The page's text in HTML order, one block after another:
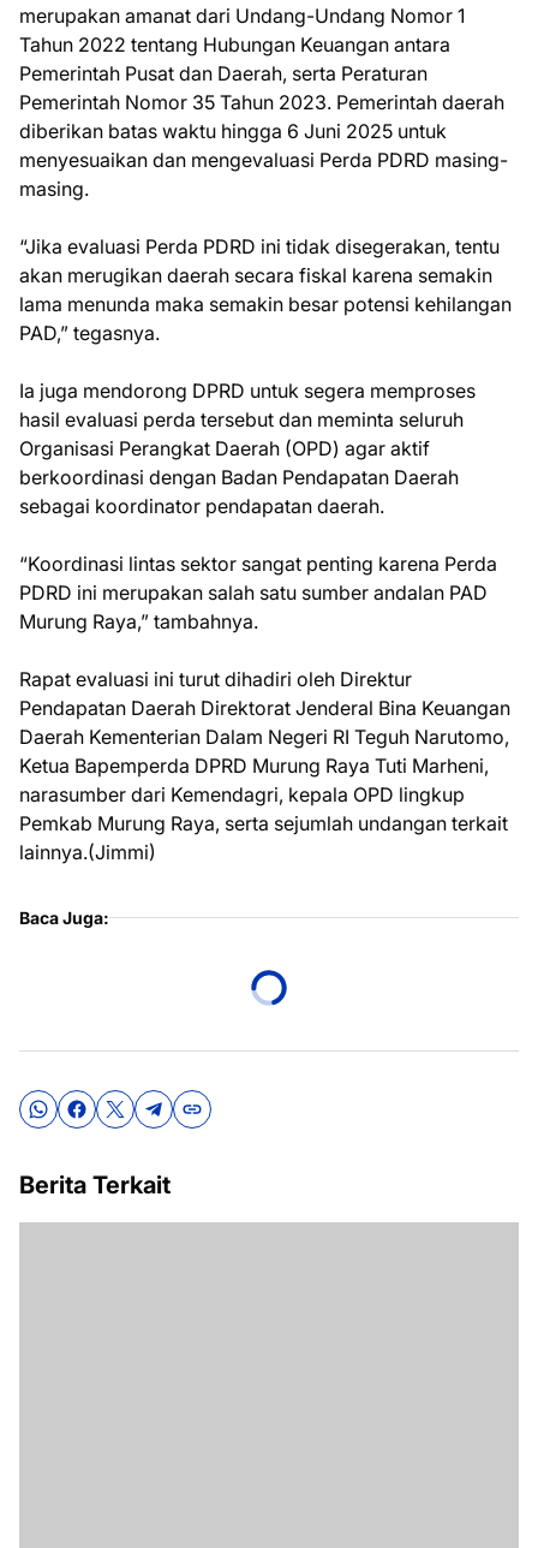
merupakan amanat dari Undang-Undang Nomor 1
Tahun 2022 tentang Hubungan Keuangan antara
Pemerintah Pusat dan Daerah, serta Peraturan
Pemerintah Nomor 35 Tahun 2023. Pemerintah daerah
diberikan batas waktu hingga 6 Juni 2025 untuk
menyesuaikan dan mengevaluasi Perda PDRD masing-
masing.
“Jika evaluasi Perda PDRD ini tidak disegerakan, tentu
akan merugikan daerah secara fiskal karena semakin
lama menunda maka semakin besar potensi kehilangan
PAD,” tegasnya.
Ia juga mendorong DPRD untuk segera memproses
hasil evaluasi perda tersebut dan meminta seluruh
Organisasi Perangkat Daerah (OPD) agar aktif
berkoordinasi dengan Badan Pendapatan Daerah
sebagai koordinator pendapatan daerah.
“Koordinasi lintas sektor sangat penting karena Perda
PDRD ini merupakan salah satu sumber andalan PAD
Murung Raya,” tambahnya.
Rapat evaluasi ini turut dihadiri oleh Direktur
Pendapatan Daerah Direktorat Jenderal Bina Keuangan
Daerah Kementerian Dalam Negeri RI Teguh Narutomo,
Ketua Bapemperda DPRD Murung Raya Tuti Marheni,
narasumber dari Kemendagri, kepala OPD lingkup
Pemkab Murung Raya, serta sejumlah undangan terkait
lainnya.(Jimmi)
Baca Juga:
Berita Terkait